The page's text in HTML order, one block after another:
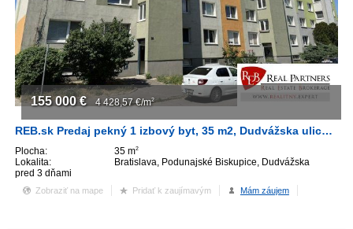
REB.sk Predaj pekný 1 izbový byt, 35 m2, Dudvážska ulica, BA II.
Plocha: 35 m2
Lokalita:
Bratislava, Podunajské Biskupice, Dudvážska
pred 3 dňami
155 000 € 4 428,57 €/m2
Zobraziť na mape Pridať k zaujímavým Mám záujem